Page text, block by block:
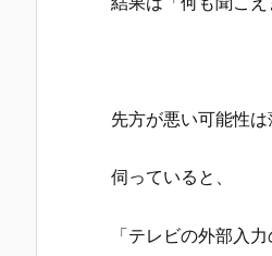
先方が悪い可能性
伺っていると、
「テレビの外部入